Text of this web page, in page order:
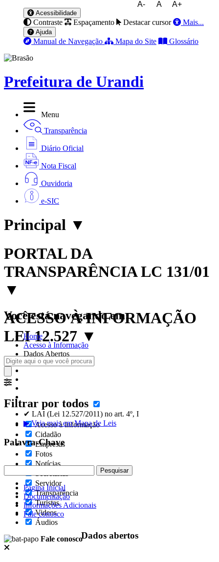
A- A A+
Acessibilidade
Contraste Espaçamento Destacar cursor Mais...
Ajuda
Manual de Navegação Mapa do Site Glossário
Prefeitura de Urandi
Menu
Transparência
Diário Oficial
Nota Fiscal
Ouvidoria
e-SIC
Principal ▼
PORTAL DA
TRANSPARÊNCIA LC 131/01
▼
ACESSO À INFORMAÇÃO
LEI 12.527 ▼
Filtrar por todos
Acesso à Informação
Cidadão
Empresas
Fotos
Notícias
Secretarias
Servidor
Transparência
Turistas
Videos
Áudios
Fale conosco
Você está navegando em:
Home
Acesso à Informação
Dados Abertos
✔ LAI (Lei 12.527/2011) no art. 4º, I
▶ Veja mais em Mapa de Leis
Palavra-Chave
Pagina Inicial
Documentação
Informações Adicionais
Fale conosco
Dados abertos